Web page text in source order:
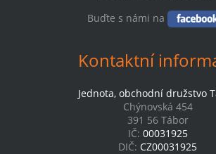
Buďte s námi na
Kontaktní
Jednota, obchodní družstvo
Chýnovská 454
391 56 Tábor
IČ: 00031925
DIČ: CZ00031925